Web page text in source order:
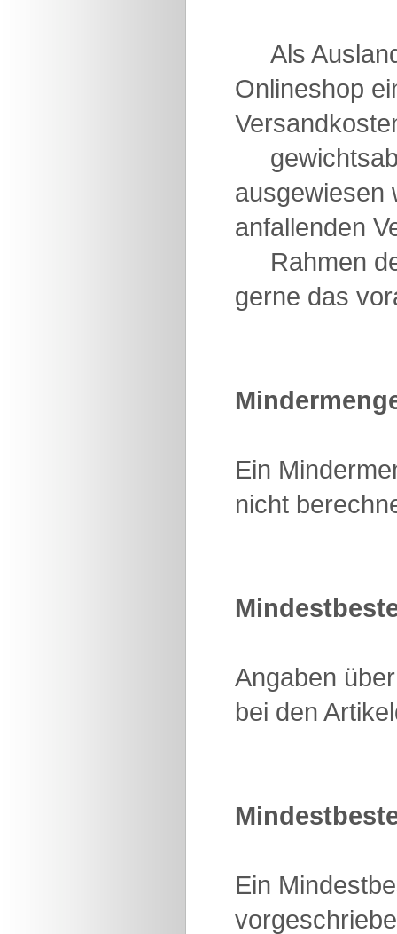
Als
Onlineshop
ausgewiesen
anfallenden
Rahmen
gerne das
Ein
nicht
Angaben
bei den
Ein